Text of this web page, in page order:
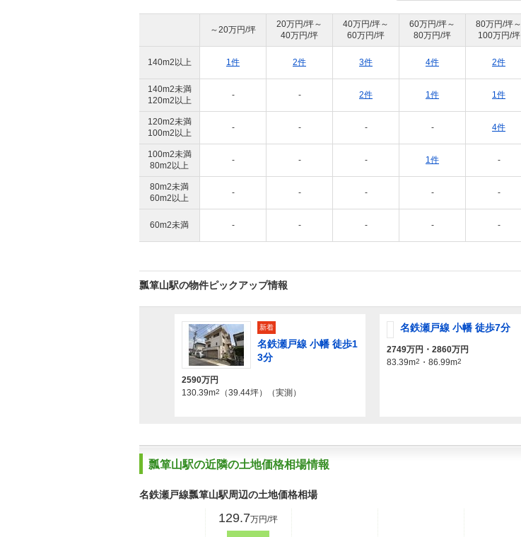
～20万円/坪
20万円/坪～
40万円/坪
40万円/坪～
60万円/坪
60万円/坪～
80万円/坪
80万円/坪～
100万円/坪
140m2以上 1件 2件 3件 4件 2件
140m2未満
120m2以上
- - 2件 1件 1件
120m2未満
100m2以上
- - - - 4件
100m2未満
80m2以上
- - - 1件 -
80m2未満
60m2以上
- - - - -
60m2未満 - - - - -
瓢箪山駅の物件ピックアップ情報
新着
名鉄瀬戸線 小幡 徒歩1
3分
2590万円
130.39m2 （39.44坪）（実測）
名鉄瀬戸線 小幡 徒歩7分
2749万円・2860万円
83.39m2 ・86.99m2
瓢箪山駅の近隣の土地価格相場情報
名鉄瀬戸線瓢箪山駅周辺の土地価格相場
129.7万円/坪